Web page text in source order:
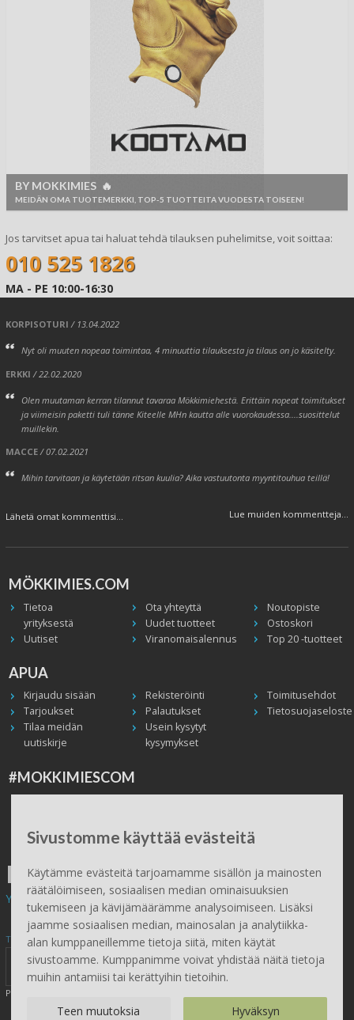
Sivustomme käyttää evästeitä
Käytämme evästeitä tarjoamamme sisällön ja mainosten
räätälöimiseen, sosiaalisen median ominaisuuksien
tukemiseen ja kävijämäärämme analysoimiseen. Lisäksi
jaamme sosiaalisen median, mainosalan ja analytiikka-
alan kumppaneillemme tietoja siitä, miten käytät
sivustoamme. Kumppanimme voivat yhdistää näitä tietoja
muihin antamiisi tai kerättyihin tietoihin.
Teen muutoksia Hyväksyn
BY MOKKIMIES 🔥
MEIDÄN OMA TUOTEMERKKI, TOP-5 TUOTTEITA VUODESTA TOISEEN!
Jos tarvitset apua tai haluat tehdä tilauksen puhelimitse, voit soittaa:
010 525 1826
MA - PE 10:00-16:30
KORPISOTURI / 13.04.2022
Nyt oli muuten nopeaa toimintaa, 4 minuuttia tilauksesta ja tilaus on jo käsitelty.
ERKKI / 22.02.2020
Olen muutaman kerran tilannut tavaraa Mökkimiehestä. Erittäin nopeat toimitukset
ja viimeisin paketti tuli tänne Kiteelle MHn kautta alle vuorokaudessa....suosittelut
muillekin.
MACCE / 07.02.2021
Mihin tarvitaan ja käytetään ritsan kuulia? Aika vastuutonta myyntitouhua teillä!
Lähetä omat kommenttisi... Lue muiden kommentteja...
MÖKKIMIES.COM
Tietoa
yrityksestä
Ota yhteyttä
Noutopiste
Uudet tuotteet
Ostoskori
Uutiset
Viranomaisalennus Top 20 -tuotteet
APUA
Kirjaudu sisään Rekisteröinti
Toimitusehdot
Tarjoukset
Palautukset
Tietosuojaseloste
Tilaa meidän
uutiskirje
Usein kysytyt
kysymykset
#MOKKIMIESCOM
Peruuta tilaus
ILMAINEN TOIMITUS
Yli 100 € tilauksiin.
Tilaa Mökkimies.comin uutiskirje tästä
Painamalla lähetä, hyväksyt henkilötietojen tallentamisen (